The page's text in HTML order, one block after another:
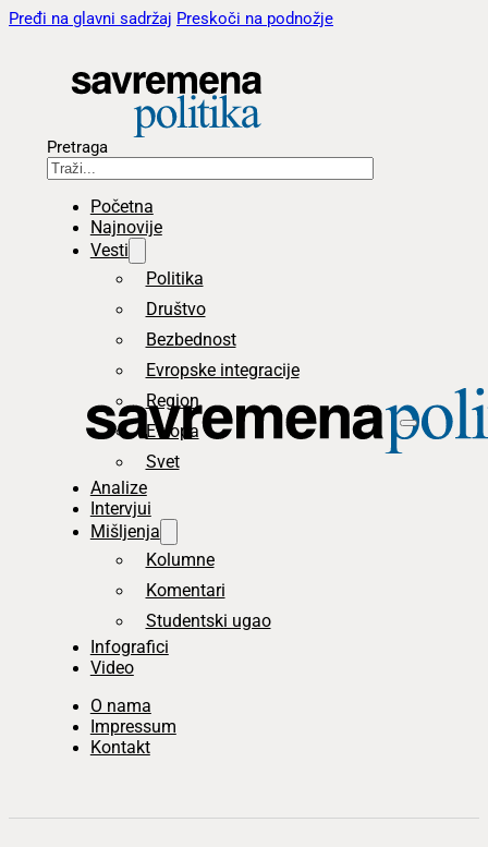
Pređi na glavni sadržaj Preskoči na podnožje
Pretraga
Početna
Najnovije
Vesti
Politika
Društvo
Bezbednost
Evropske integracije
Region
Evropa
Svet
Analize
Intervjui
Mišljenja
Kolumne
Komentari
Studentski ugao
Infografici
Video
O nama
Impressum
Kontakt